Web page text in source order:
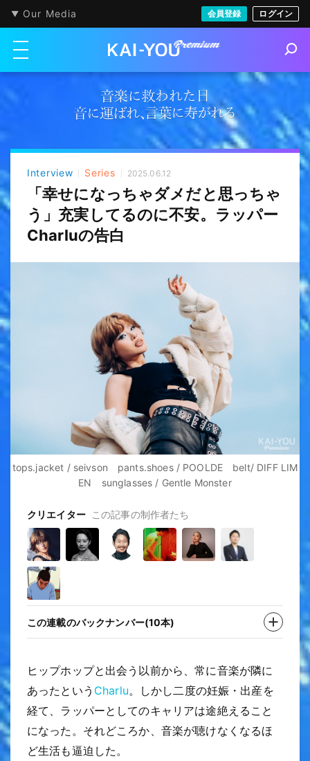
Our Media 会員登録 ログイン
メニューを開く
e
Interview Series 2025.06.12
「幸せになっちゃダメだと思っちゃ
う」充実してるのに不安。ラッパー
Charluの告白
tops.jacket / seivson pants.shoes / POOLDE belt/ DIFF LIM
EN sunglasses / Gentle Monster
クリエイター この記事の制作者たち
この連載のバックナンバー(10本)
ヒップホップと出会う以前から、常に音楽が隣に
あったという Charlu。しかし二度の妊娠・出産を
経て、ラッパーとしてのキャリアは途絶えること
になった。それどころか、音楽が聴けなくなるほ
ど生活も逼迫した。